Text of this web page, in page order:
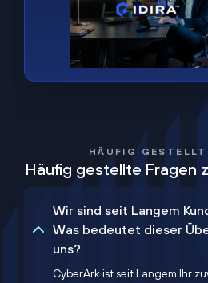
HÄUFIG
Häufig gestellte Fragen
Wir sind seit Langem
Was bedeutet dieser
uns?
CyberArk ist seit Langem Ihr